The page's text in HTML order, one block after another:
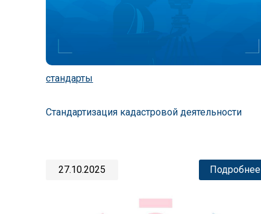
стандарты
Стандартизация кадастровой деятельности
27.10.2025 Подробнее